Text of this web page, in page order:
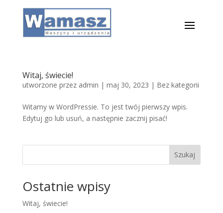
Witaj, świecie!
utworzone przez admin | maj 30, 2023 | Bez kategorii
Witamy w WordPressie. To jest twój pierwszy wpis.
Edytuj go lub usuń, a następnie zacznij pisać!
Szukaj
Ostatnie wpisy
Witaj, świecie!